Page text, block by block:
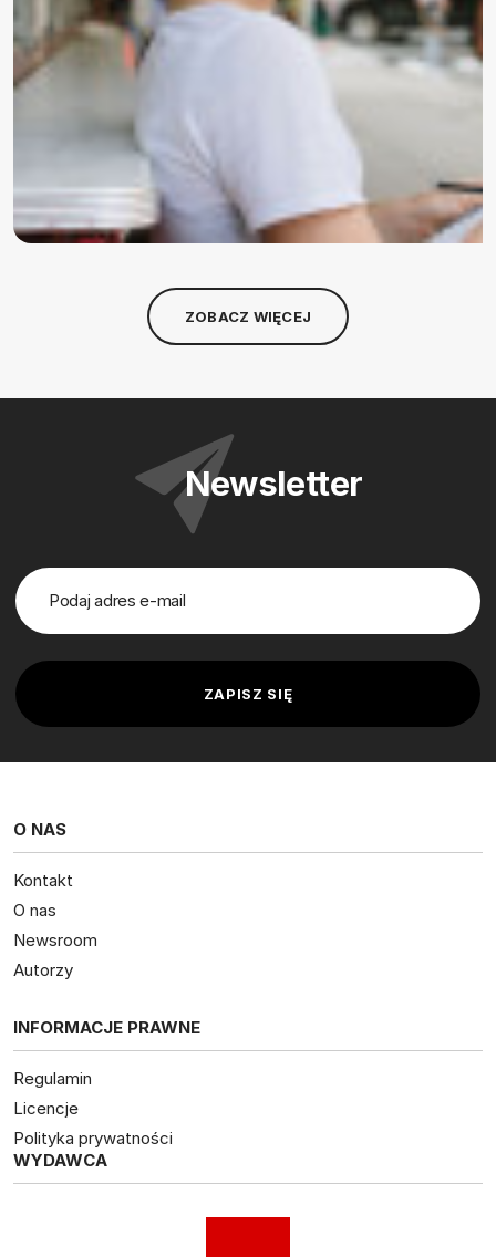
ZOBACZ WIĘCEJ
Newsletter
O NAS
Kontakt
O nas
Newsroom
Autorzy
INFORMACJE PRAWNE
Regulamin
Licencje
Polityka prywatności
WYDAWCA